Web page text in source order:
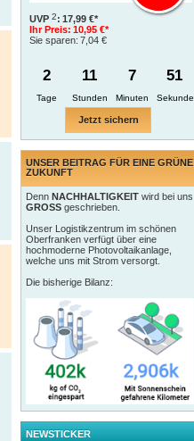
UVP 2: 17,99 €*
Ihr Preis: 10,95 €*
Sie sparen: 7,04 €
2
Tage
11 7 50
Jetzt sichern
UNSER BEITRAG FÜR EINE GRÜNE
ZUKUNFT
Denn NACHHALTIGKEIT wird bei uns
GROSS geschrieben.
Unser Logistikzentrum im schönen
Oberfranken verfügt über eine
hochmoderne Photovoltaikanlage,
welche uns mit Strom versorgt.
Die bisherige Bilanz:
NEWSTICKER